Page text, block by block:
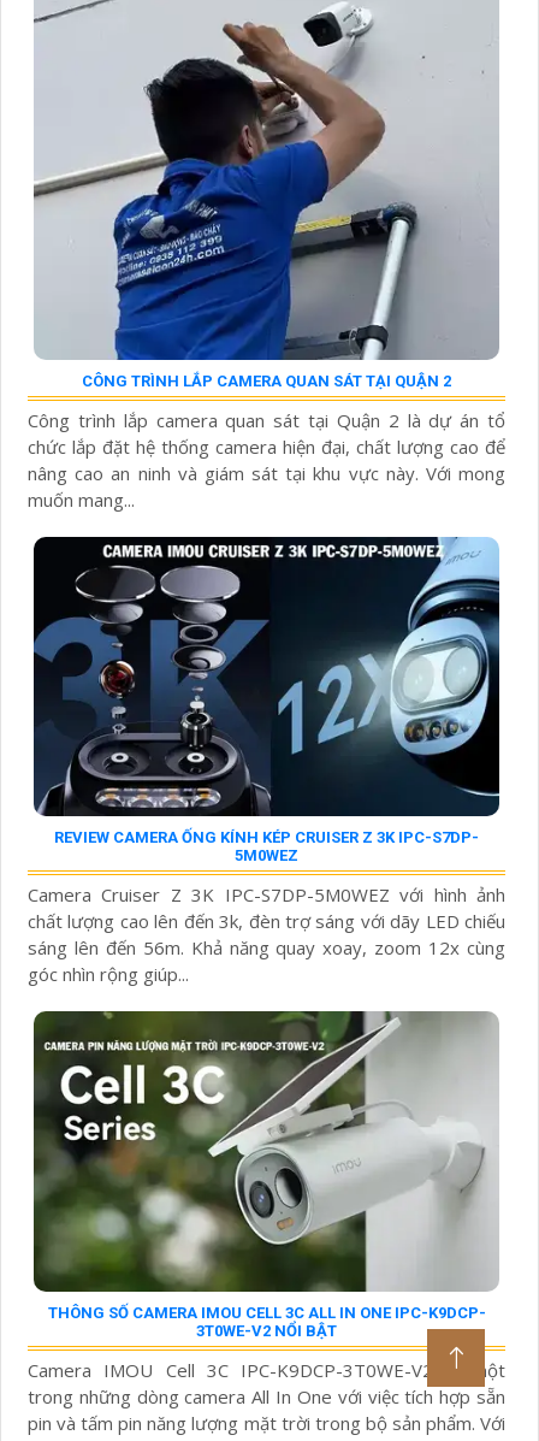
CÔNG TRÌNH LẮP CAMERA QUAN SÁT TẠI QUẬN 2
Công trình lắp camera quan sát tại Quận 2 là dự án tổ
chức lắp đặt hệ thống camera hiện đại, chất lượng cao để
nâng cao an ninh và giám sát tại khu vực này. Với mong
muốn mang...
REVIEW CAMERA ỐNG KÍNH KÉP CRUISER Z 3K IPC-S7DP-
5M0WEZ
Camera Cruiser Z 3K IPC-S7DP-5M0WEZ với hình ảnh
chất lượng cao lên đến 3k, đèn trợ sáng với dãy LED chiếu
sáng lên đến 56m. Khả năng quay xoay, zoom 12x cùng
góc nhìn rộng giúp...
THÔNG SỐ CAMERA IMOU CELL 3C ALL IN ONE IPC-K9DCP-
3T0WE-V2 NỔI BẬT
Camera IMOU Cell 3C IPC-K9DCP-3T0WE-V2 là một
trong những dòng camera All In One với việc tích hợp sẵn
pin và tấm pin năng lượng mặt trời trong bộ sản phẩm. Với